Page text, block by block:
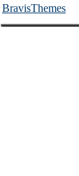
BravisThemes